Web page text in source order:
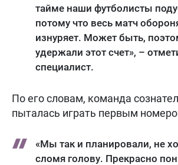
тайме наши футболисты
потому что весь матч
изнуряет. Может быть,
удержали этот счет», –
специалист.
По его словам, команда
пыталась играть первым
«Мы так и планировали, не
сломя голову. Прекрасно